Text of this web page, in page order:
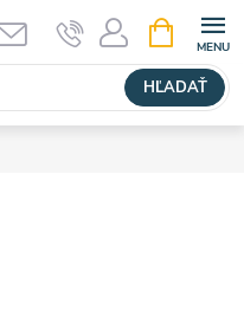
HĽADAŤ
KOŠÍK